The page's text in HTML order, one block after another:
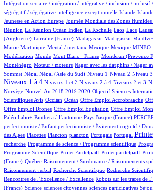
Intégration scolaire / intégration / intégrative / inclusion / inclusif
ségrégatif / ségrégative
2/932 intelligence exceptionnelle
9/932 Islande
8/932 Islande
10/932
81/932
4/932
2/932
Jeunesse en Action Europe
5/932 Journée Mondiale des Zones
101/932
5/932
Réunion
4/932 La Réunion Océan Indien
1/932 La Rochelle
1/932 Laos
1/932 Laos
3/932
61/932
(Angleterre)
1/932 Lorraine (France)
6/932 Madagascar
6/932 Madagascar
2/932 Maldives
1/932
8/932
Maroc
10/932Martinique
1/932 Mental / mentaux
1/932 Mexique
1/932 Mexique
34/932 MINEO
40/932
2/932
Modélisation
3/932 Monde
1/932 Mont Blanc - France
9/932 Montbrun (Provence
13/932
13/932
Monténégro
1/932 Moteur / moteurs
1/932 Nager avec les dauphins / Nager
2/932
Sommet
17/932Népal
17/932 Népal (Asie du Sud)
10/932 Niveau 1
13/932 Niveau 2
11/932 Niveau 3
113/932
118/932
416/932
Niveaux 1 à 4
13/932 Niveaux 1 et 2
54/932 Niveaux 2 à 4
14/932 Niveaux 2 et 3
161/932
2/932
2/932
Norvège
14/932 Nouvel-An 2018 2019 2020
1/932
Objectif Sciences
Scientifiques Avis
7/932 Occitan
184/932 Océan
1/932 Offre Emploi Accrobranche
1/932
1/932
Offre Emploi Drones
2/932 Offre Emploi Equitation
1/932 Offre Emploi
111/932
101/932
Paléo Labo+
110/932 Panthera à l’automne
4/932 Pays Basque (France)
44/932
2/932
perfectionniste / Enfant perfectionniste / Évitement cognitif /
10/932
6/932
des Alpes
3/932 Placettes
1/932 Plancton
1/932 plancton
13/932 Portugais
2/932 Portugal
447/932
1/932
recherche
1/932 Programme de science / Programme scientifique
2/932
Programme Scientifique
1/932 Projet Participatif
1/932 Projet participatif
15/932
83/932
(France)
5/932 Québec
2/932
Raisonnement / Surdouance / Raisonnements
Raisonnement verbal
1/932 Recherche Scientifique
1/932 Recherche
1/932
2/932
Rencontres de l’Excellence / Excellence
3/932 Robots sur les traces de
101/932
4/932
(France)
12/932Science
1/932 sciences citoyennes
1/932 sciences participatives
1/932
100/932